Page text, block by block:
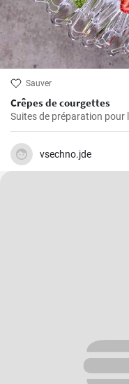
Sauver
Crêpes de courgettes
Suites de préparation pour
vsechno.jde